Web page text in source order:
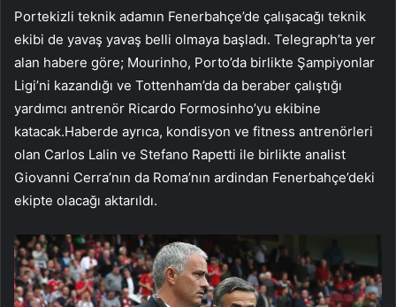
Portekizli teknik adamın Fenerbahçe’de çalışacağı teknik
ekibi de yavaş yavaş belli olmaya başladı. Telegraph’ta yer
alan habere göre; Mourinho, Porto’da birlikte Şampiyonlar
Ligi’ni kazandığı ve Tottenham’da da beraber çalıştığı
yardımcı antrenör Ricardo Formosinho’yu ekibine
katacak.Haberde ayrıca, kondisyon ve fitness antrenörleri
olan Carlos Lalin ve Stefano Rapetti ile birlikte analist
Giovanni Cerra’nın da Roma’nın ardindan Fenerbahçe’deki
ekipte olacağı aktarıldı.